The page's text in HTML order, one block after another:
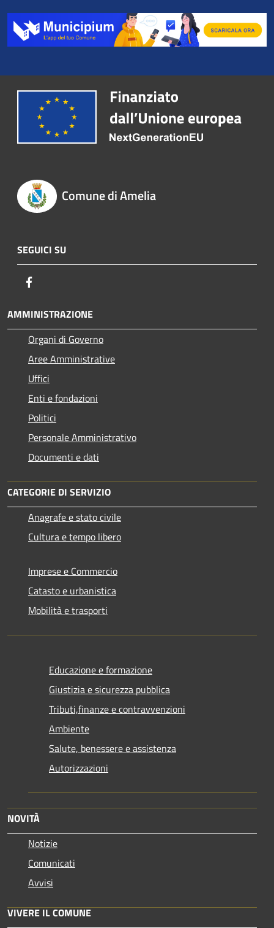
Comune di Amelia
SEGUICI SU
AMMINISTRAZIONE
Organi di Governo
Aree Amministrative
Uffici
Enti e fondazioni
Politici
Personale Amministrativo
Documenti e dati
CATEGORIE DI SERVIZIO
Anagrafe e stato civile
Cultura e tempo libero
Imprese e Commercio
Catasto e urbanistica
Mobilità e trasporti
Educazione e formazione
Giustizia e sicurezza pubblica
Tributi,finanze e contravvenzioni
Ambiente
Salute, benessere e assistenza
Autorizzazioni
NOVITÀ
Notizie
Comunicati
Avvisi
VIVERE IL COMUNE